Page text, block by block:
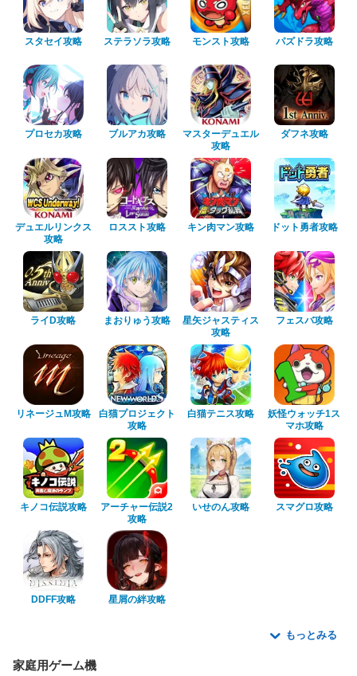
スタセイ攻略 ステラソラ攻略 モンスト攻略 パズドラ攻略
プロセカ攻略 ブルアカ攻略
マスターデュエル
攻略
ダフネ攻略
デュエルリンクス
攻略
ロススト攻略 キン肉マン攻略 ドット勇者攻略
ライD攻略 まおりゅう攻略
星矢ジャスティス
攻略
フェスバ攻略
リネージュM攻略
白猫プロジェクト
攻略
白猫テニス攻略
妖怪ウォッチ1ス
マホ攻略
キノコ伝説攻略
アーチャー伝説2
攻略
いせのん攻略 スマグロ攻略
DDFF攻略 星屑の絆攻略
もっとみる
家庭用ゲーム機